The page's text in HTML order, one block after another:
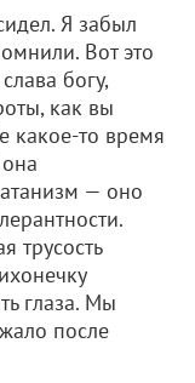
Я забыл
Вот это
богу,
как вы
какое-то время
— оно
трусость
глаза. Мы
после